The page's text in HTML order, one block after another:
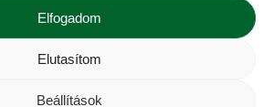
Elfogadom
Elutasítom
Beállítások